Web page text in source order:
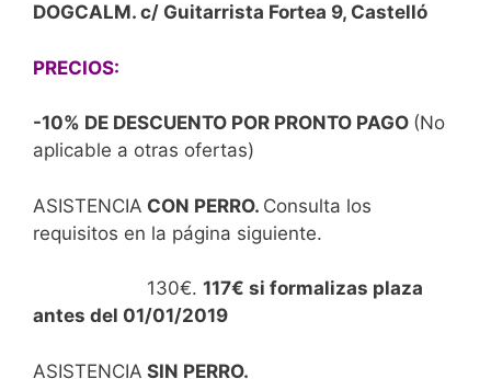
DOGCALM. c/ Guitarrista Fortea 9, Castelló
PRECIOS:
-10% DE DESCUENTO POR PRONTO PAGO (No
aplicable a otras ofertas)
ASISTENCIA CON PERRO. Consulta los
requisitos en la página siguiente.
130€. 117€ si formalizas plaza
antes del 01/01/2019
ASISTENCIA SIN PERRO.